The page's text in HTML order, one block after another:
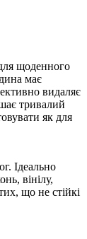
щоденного
має
видаляє
тривалий
як для
Ідеально
вінілу,
що не стійкі